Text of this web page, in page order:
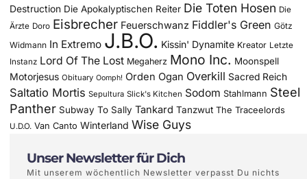
Destruction Die Apokalyptischen Reiter Die Toten Hosen Die
Ärzte Doro Eisbrecher Feuerschwanz Fiddler's Green Götz
Widmann In Extremo J.B.O. Kissin' Dynamite Kreator Letzte
Instanz Lord Of The Lost Megaherz Mono Inc. Moonspell
Motorjesus Obituary Oomph! Orden Ogan Overkill Sacred Reich
Saltatio Mortis Sepultura Slick's Kitchen Sodom Stahlmann Steel
Panther Subway To Sally Tankard Tanzwut The Traceelords
U.D.O. Van Canto Winterland Wise Guys
Unser Newsletter für Dich
Mit unserem wöchentlich Newsletter verpasst Du nichts